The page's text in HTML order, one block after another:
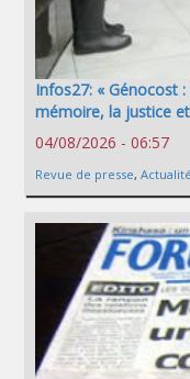
Infos27: « Génocost
mémoire, la justice
04/08/2026 - 06:57
Revue de presse, Actualité